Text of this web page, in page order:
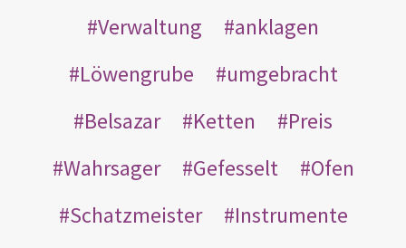
Verwaltung
anklagen
Löwengrube
umgebracht
Belsazar
Ketten
Preis
Wahrsager
Gefesselt
Ofen
Schatzmeister
Instrumente